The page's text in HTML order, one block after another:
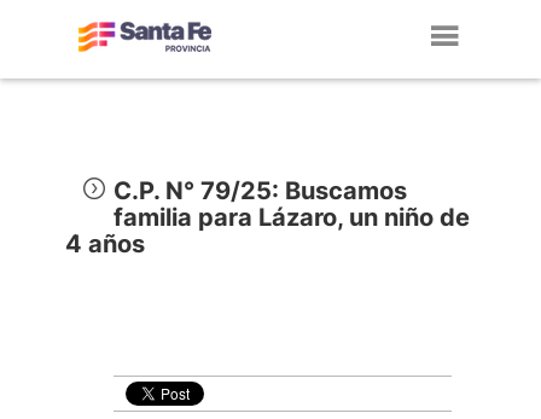
C.P. N° 79/25: Buscamos
familia para Lázaro, un niño de
4 años